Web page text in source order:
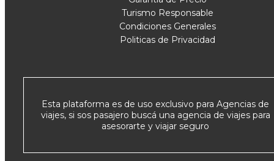
Turismo Responsable
Condiciones Generales
Politicas de Privacidad
Esta plataforma es de uso exclusivo para Agencias de
viajes, si sos pasajero buscá una agencia de viajes para
asesorarte y viajar seguro